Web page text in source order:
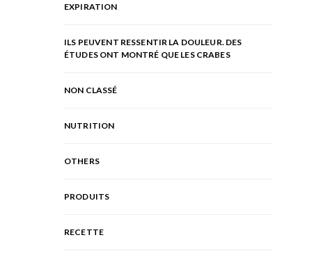
EXPIRATION
ILS PEUVENT RESSENTIR LA DOULEUR. DES
ÉTUDES ONT MONTRÉ QUE LES CRABES
NON CLASSÉ
NUTRITION
OTHERS
PRODUITS
RECETTE